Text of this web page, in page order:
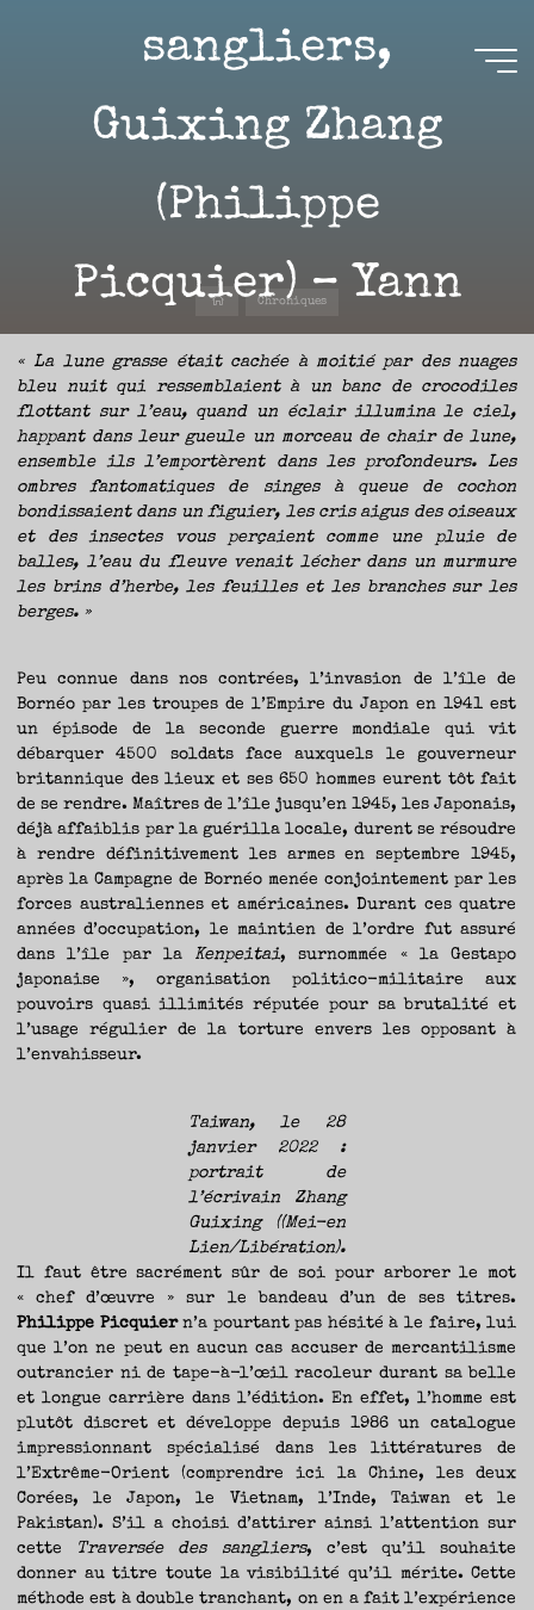
Aire(s)
Libre(s)
CURIOSITÉ
L’ORIGINE
LES
YEUX
SUR
L’ACTUALITÉ
LITTÉRAIRE
SANS
EN
PERMANENCE
APRÈS
LES
NOUVEAUTÉS.
S’AUTORISER
CHEMINS
TRAVERSE
ET
LES
PAS
DE
CÔTÉ,
SURTOUT
DE
PAS
S’INTERDIRE
D’AUTRES
HORIZONS.
SE
JETER
À
L’EAU
OU
SE
EN
ET
VOIR
QUI
AIRE(S)
LIBRE(S),
ÇA
COMMENCE
ICI.
sangliers,
Guixing Zhang
(Philippe
Picquier) – Yann
9 MARS 2022
Yann
AccueilChroniques
« La lune grasse était cachée à moitié par des nuages
bleu nuit qui ressemblaient à un banc de crocodiles
flottant sur l’eau, quand un éclair illumina le ciel,
happant dans leur gueule un morceau de chair de lune,
ensemble ils l’emportèrent dans les profondeurs. Les
ombres fantomatiques de singes à queue de cochon
bondissaient dans un figuier, les cris aigus des oiseaux
et des insectes vous perçaient comme une pluie de
balles, l’eau du fleuve venait lécher dans un murmure
les brins d’herbe, les feuilles et les branches sur les
berges. »
Peu connue dans nos contrées, l’invasion de l’île de
Bornéo par les troupes de l’Empire du Japon en 1941 est
un épisode de la seconde guerre mondiale qui vit
débarquer 4500 soldats face auxquels le gouverneur
britannique des lieux et ses 650 hommes eurent tôt fait
de se rendre. Maîtres de l’île jusqu’en 1945, les Japonais,
déjà affaiblis par la guérilla locale, durent se résoudre
à rendre définitivement les armes en septembre 1945,
après la Campagne de Bornéo menée conjointement par les
forces australiennes et américaines. Durant ces quatre
années d’occupation, le maintien de l’ordre fut assuré
dans l’île par la Kenpeitai, surnommée « la Gestapo
japonaise », organisation politico-militaire aux
pouvoirs quasi illimités réputée pour sa brutalité et
l’usage régulier de la torture envers les opposant à
l’envahisseur.
Taiwan, le 28
janvier 2022 :
portrait de
l’écrivain Zhang
Guixing ((Mei-en
Lien/Libération).
Il faut être sacrément sûr de soi pour arborer le mot
« chef d’œuvre » sur le bandeau d’un de ses titres.
Philippe Picquiern’a pourtant pas hésité à le faire, lui
que l’on ne peut en aucun cas accuser de mercantilisme
outrancier ni de tape-à-l’œil racoleur durant sa belle
et longue carrière dans l’édition. En effet, l’homme est
plutôt discret et développe depuis 1986 un catalogue
impressionnant spécialisé dans les littératures de
l’Extrême-Orient (comprendre ici la Chine, les deux
Corées, le Japon, le Vietnam, l’Inde, Taiwan et le
Pakistan). S’il a choisi d’attirer ainsi l’attention sur
cette Traversée des sangliers, c’est qu’il souhaite
donner au titre toute la visibilité qu’il mérite. Cette
méthode est à double tranchant, on en a fait l’expérience